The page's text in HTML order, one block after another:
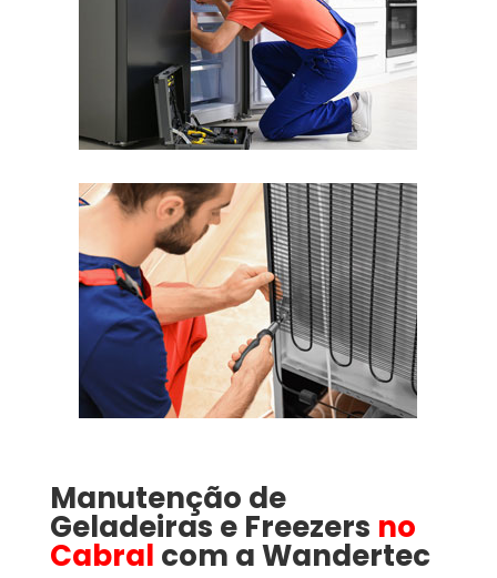
Manutenção de
Geladeiras e Freezers no
Cabral com a Wandertec